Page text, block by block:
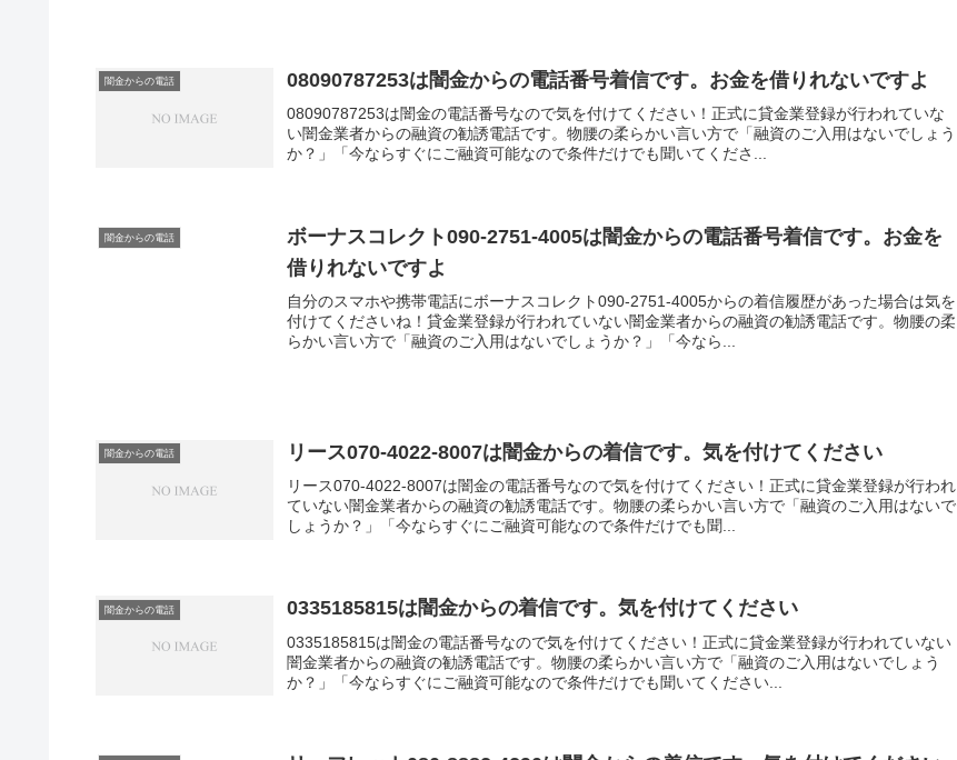
闇金からの電話 08090787253は闇金からの電話番号着信です。お金を借りれないですよ
08090787253は闇金の電話番号なので気を付けてください！正式に貸金業登録が行われていな
い闇金業者からの融資の勧誘電話です。物腰の柔らかい言い方で「融資のご入用はないでしょう
か？」「今ならすぐにご融資可能なので条件だけでも聞いてくださ...
闇金からの電話
ボーナスコレクト090-2751-4005は闇金からの電話番号着信です。お金を
借りれないですよ
自分のスマホや携帯電話にボーナスコレクト090-2751-4005からの着信履歴があった場合は気を
付けてくださいね！貸金業登録が行われていない闇金業者からの融資の勧誘電話です。物腰の柔
らかい言い方で「融資のご入用はないでしょうか？」「今なら...
闇金からの電話 リース070-4022-8007は闇金からの着信です。気を付けてください
リース070-4022-8007は闇金の電話番号なので気を付けてください！正式に貸金業登録が行われ
ていない闇金業者からの融資の勧誘電話です。物腰の柔らかい言い方で「融資のご入用はないで
しょうか？」「今ならすぐにご融資可能なので条件だけでも聞...
闇金からの電話 0335185815は闇金からの着信です。気を付けてください
0335185815は闇金の電話番号なので気を付けてください！正式に貸金業登録が行われていない
闇金業者からの融資の勧誘電話です。物腰の柔らかい言い方で「融資のご入用はないでしょう
か？」「今ならすぐにご融資可能なので条件だけでも聞いてください...